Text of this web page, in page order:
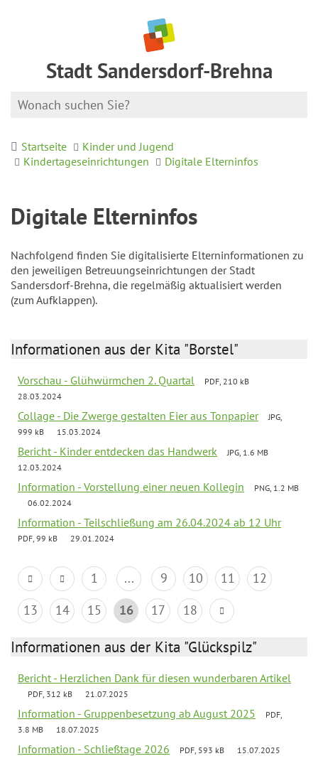
Stadt Sandersdorf-Brehna
Startseite
Kinder und Jugend
Kindertageseinrichtungen
Digitale Elterninfos
Digitale Elterninfos
Nachfolgend finden Sie digitalisierte Elterninformationen zu
den jeweiligen Betreuungseinrichtungen der Stadt
Sandersdorf-Brehna, die regelmäßig aktualisiert werden
(zum Aufklappen).
Informationen aus der Kita "Borstel"
Vorschau - Glühwürmchen 2. Quartal
PDF, 210 kB
28.03.2024
Collage - Die Zwerge gestalten Eier aus Tonpapier
JPG,
999 kB
15.03.2024
Bericht - Kinder entdecken das Handwerk
JPG, 1.6 MB
12.03.2024
Information - Vorstellung einer neuen Kollegin
PNG, 1.2 MB
06.02.2024
Information - Teilschließung am 26.04.2024 ab 12 Uhr
PDF, 99 kB 29.01.2024
1 ... 9 10 11
12
13
14 15 16 17 18
Informationen aus der Kita "Glückspilz"
Bericht - Herzlichen Dank für diesen wunderbaren Artikel
PDF, 312 kB 21.07.2025
Information - Gruppenbesetzung ab August 2025
PDF,
3.8 MB
18.07.2025
Information - Schließtage 2026 PDF, 593 kB 15.07.2025